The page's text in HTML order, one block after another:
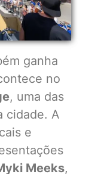
ganha
no
, uma das
cidade. A
e
Meeks,